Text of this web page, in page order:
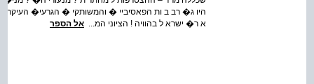
היו ג� רב ב ות הפאסיביי � והמשותקי � הגרעי�
א ר� ישרא ל בהוויה ! הציוני המ... אל הספר